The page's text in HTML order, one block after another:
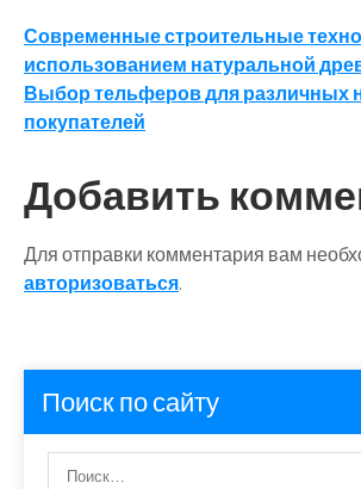
Навигация
по
записям
Современные строительные
использованием натуральной
Выбор тельферов для различных
покупателей
Добавить
Для отправки комментария вам
авторизоваться.
Поиск по сайту